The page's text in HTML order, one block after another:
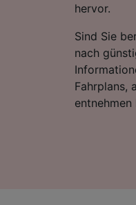
hervor.
Sind Sie
nach
Fahrplans,